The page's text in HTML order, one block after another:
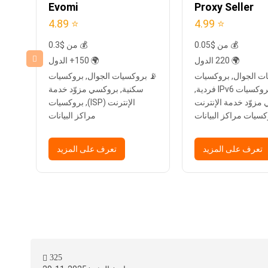
Proxy Seller
⭐ 4.99
💰 من $0.05
🌍 220 الدول
الجوال, بروكسيات
سكنية, بروكسيات IPv6 فردية,
مزوّد خدمة الإنترنت
تعرف على المزيد
Evomi
⭐ 4.89
💰 من $0.3
🌍 150+ الدول
📡 بروكسيات الجوال, بروكسيات
سكنية, بروكسي مزوّد خدمة
الإنترنت (ISP), بروكسيات
مراكز البيانات
تعرف على المزيد
325